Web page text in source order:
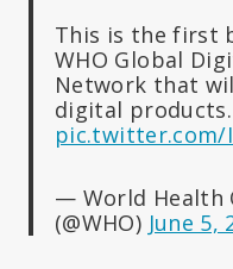
This is the first
WHO Global
Network that
digital
pic.twitter.com/
— World Health
(@WHO) June 5,